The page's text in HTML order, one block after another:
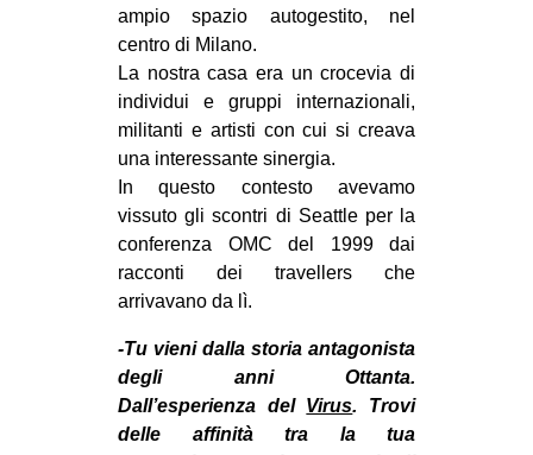
MOVIMENTI
AMBIENTE
ANTIFASCISMO
DIRITTO ALL’ABITARE
GENERI
PRECARIATO
REPRESSIONE
STUDENTI
CULTURE
ARTE
ampio spazio autogestito, nel
centro di Milano.
La nostra casa era un crocevia di
individui e gruppi internazionali,
militanti e artisti con cui si creava
una interessante sinergia.
In questo contesto avevamo
vissuto gli scontri di Seattle per la
conferenza OMC del 1999 dai
racconti dei travellers che
arrivavano da lì.
-Tu vieni dalla storia antagonista
degli anni Ottanta.
Dall’esperienza del Virus. Trovi
delle affinità tra la tua